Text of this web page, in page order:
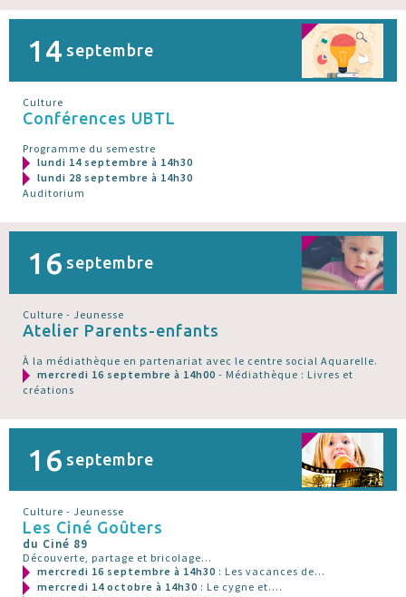
14 septembre
Culture
Conférences UBTL
Programme du semestre
lundi 14 septembre à 14h30
lundi 28 septembre à 14h30
Auditorium
16 septembre
Culture - Jeunesse
Atelier Parents-enfants
À la médiathèque en partenariat avec le centre social Aquarelle.
mercredi 16 septembre à 14h00 - Médiathèque : Livres et
créations
16 septembre
Culture - Jeunesse
Les Ciné Goûters
du Ciné 89
Découverte, partage et bricolage...
mercredi 16 septembre à 14h30 : Les vacances de...
mercredi 14 octobre à 14h30 : Le cygne et....